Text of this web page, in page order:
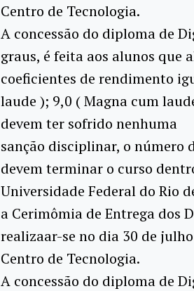
Centro de Tecnologia.
A concessão do diploma de
graus, é feita aos alunos que
coeficientes de rendimento
laude ); 9,0 ( Magna cum
devem ter sofrido nenhuma
sanção disciplinar, o número
devem terminar o curso
Universidade Federal do Rio
a Cerimômia de Entrega dos
realizaar-se no dia 30 de
Centro de Tecnologia.
A concessão do diploma de